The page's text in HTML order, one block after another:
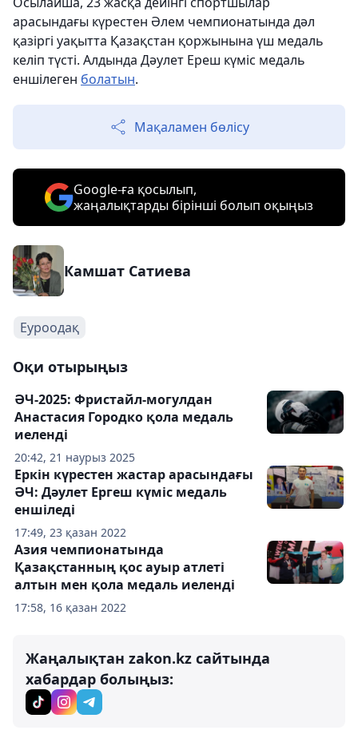
арасындағы күрестен Әлем чемпионатында дәл
қазіргі уақытта Қазақстан қоржынына үш медаль
келіп түсті. Алдында Дәулет Ереш күміс медаль
еншілеген болатын.
Мақаламен бөлісу
Google-ға қосылып,
жаңалықтарды бірінші болып оқыңыз
Камшат Сатиева
Еуроодақ
Оқи отырыңыз
20:42, 21 наурыз 2025
ӘЧ-2025: Фристайл-могулдан
Анастасия Городко қола медаль
иеленді
17:49, 23 қазан 2022
Еркін күрестен жастар арасындағы
ӘЧ: Дәулет Ергеш күміс медаль
еншіледі
17:58, 16 қазан 2022
Азия чемпионатында
Қазақстанның қос ауыр атлеті
алтын мен қола медаль иеленді
Жаңалықтан zakon.kz сайтында
хабардар болыңыз: